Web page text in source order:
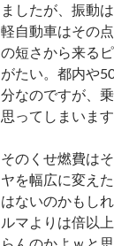
ましたが、振動
軽自動車はその
の短さから来る
がたい。都内や
分なのですが、
思ってしまいます
そのくせ燃費は
ヤを幅広に変え
はないのかもし
ルマよりは倍以